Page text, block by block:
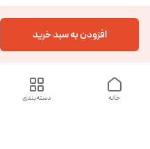
افزودن به سبد خرید
دسته‌بندی خانه